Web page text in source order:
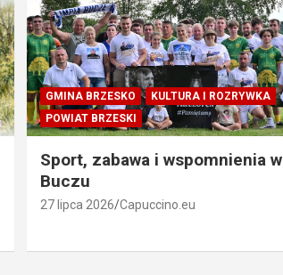
GMINA BRZESKO
KULTURA I ROZRYWKA
POWIAT BRZESKI
Sport, zabawa i wspomnienia w
Buczu
27 lipca 2026 Capuccino.eu